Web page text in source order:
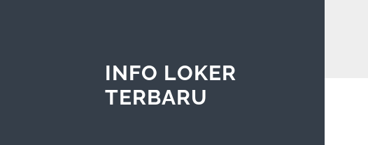
INFO LOKER
TERBARU